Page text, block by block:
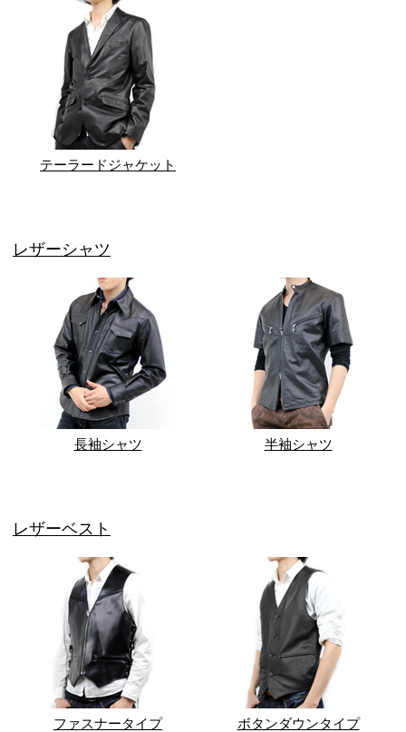
テーラードジャケット
レザーシャツ
長袖シャツ 半袖シャツ
レザーベスト
ファスナータイプ ボタンダウンタイプ